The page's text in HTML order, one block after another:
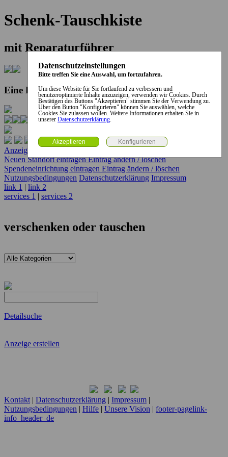
Schenk-Tauschkiste
mit Reparaturführer
Eine Kooperation der Stadt und des Landkreises...
Anzeige erstellen
Neuen Standort eintragenEintrag ändern / löschen
Spendeneinrichtung eintragen Eintrag ändern / löschen
Nutzungsbedingungen Datenschutzerklärung Impressum
link 1 | link 2
services 1 | services 2
verschenken oder tauschen
Detailsuche
Anzeige erstellen
Kontakt | Datenschutzerklärung | Impressum |
Nutzungsbedingungen | Hilfe | Unsere Vision | footer-pagelink-
info_header_de
Datenschutzeinstellungen
Bitte treffen Sie eine Auswahl, um fortzufahren.
Um diese Website für Sie fortlaufend zu verbessern und
benutzeroptimierte Inhalte anzuzeigen, verwenden wir Cookies. Durch
Bestätigen des Buttons "Akzeptieren" stimmen Sie der Verwendung zu.
Über den Button "Konfigurieren" können Sie auswählen, welche
Cookies Sie zulassen wollen. Weitere Informationen erhalten Sie in
unserer Datenschutzerklärung.